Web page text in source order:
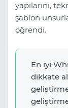
yapılarını,
şablon
öğrendi.
En iyi
dikkate